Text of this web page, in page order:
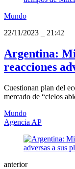
Mundo
22/11/2023
21:42
Argentina:
reacciones
Cuestionan plan del
mercado de “cielos
Mundo
Agencia AP
anterior